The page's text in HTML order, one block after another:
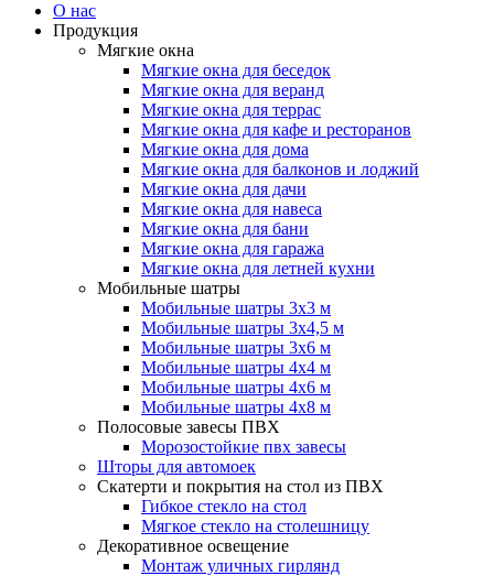
О нас
Продукция
Мягкие окна
Мягкие окна для беседок
Мягкие окна для веранд
Мягкие окна для террас
Мягкие окна для кафе и ресторанов
Мягкие окна для дома
Мягкие окна для балконов и лоджий
Мягкие окна для дачи
Мягкие окна для навеса
Мягкие окна для бани
Мягкие окна для гаража
Мягкие окна для летней кухни
Мобильные шатры
Мобильные шатры 3х3 м
Мобильные шатры 3х4,5 м
Мобильные шатры 3х6 м
Мобильные шатры 4х4 м
Мобильные шатры 4х6 м
Мобильные шатры 4х8 м
Полосовые завесы ПВХ
Морозостойкие пвх завесы
Шторы для автомоек
Скатерти и покрытия на стол из ПВХ
Гибкое стекло на стол
Мягкое стекло на столешницу
Декоративное освещение
Монтаж уличных гирлянд